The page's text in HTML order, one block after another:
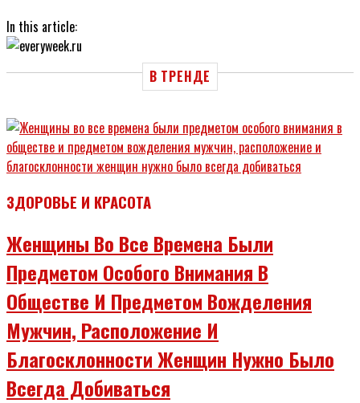
In this article:
В ТРЕНДЕ
ЗДОРОВЬЕ И КРАСОТА
Женщины Во Все Времена Были
Предметом Особого Внимания В
Обществе И Предметом Вожделения
Мужчин, Расположение И
Благосклонности Женщин Нужно Было
Всегда Добиваться